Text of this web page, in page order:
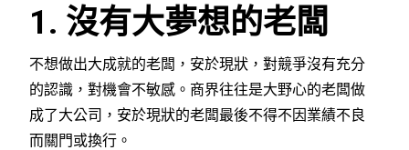
1. 沒有大夢想的老闆
不想做出大成就的老闆，安於現狀，對競爭沒有充分
的認識，對機會不敏感。商界往往是大野心的老闆做
成了大公司，安於現狀的老闆最後不得不因業績不良
而關門或換行。